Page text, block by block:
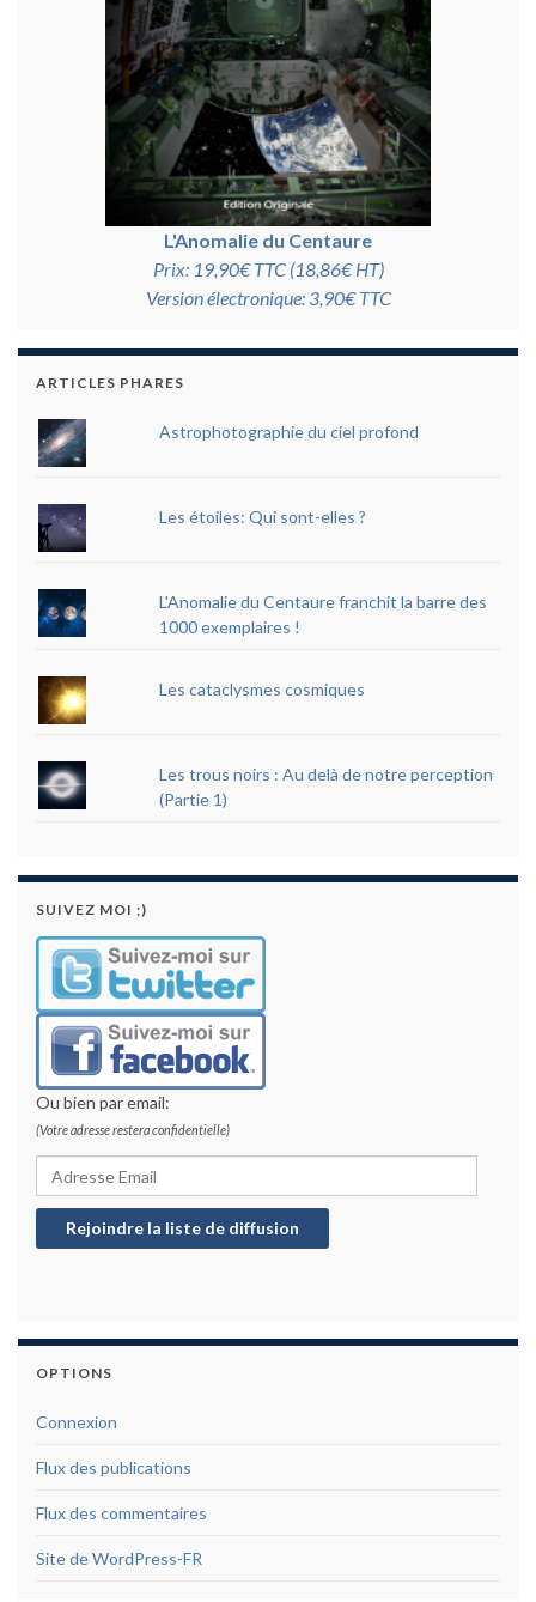
L'Anomalie du Centaure
Prix: 19,90€ TTC (18,86€ HT)
Version électronique: 3,90€ TTC
ARTICLES PHARES
Astrophotographie du ciel profond
Les étoiles: Qui sont-elles ?
L'Anomalie du Centaure franchit la barre des
1000 exemplaires !
Les cataclysmes cosmiques
Les trous noirs : Au delà de notre perception
(Partie 1)
SUIVEZ MOI ;)
Ou bien par email:
(Votre adresse restera confidentielle)
Adresse Email
Rejoindre la liste de diffusion
OPTIONS
Connexion
Flux des publications
Flux des commentaires
Site de WordPress-FR